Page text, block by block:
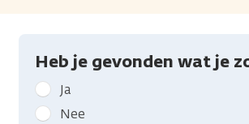
Heb je gevonden wat je
Geef
kanker.nl
Ja
Nee